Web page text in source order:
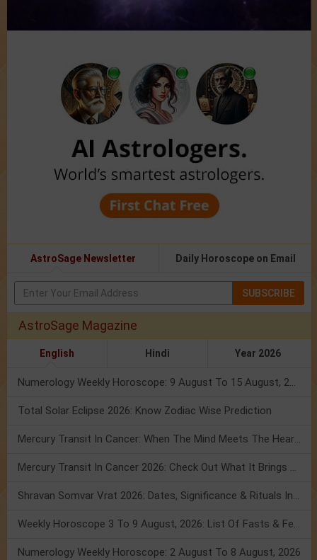
AstroSage Newsletter Daily Horoscope on Email
SUBSCRIBE
AstroSage Magazine
English Hindi Year 2026
Numerology Weekly Horoscope: 9 August To 15 August, 2026
Total Solar Eclipse 2026: Know Zodiac Wise Prediction
Mercury Transit In Cancer: When The Mind Meets The Heart!
Mercury Transit In Cancer 2026: Check Out What It Brings For You
Shravan Somvar Vrat 2026: Dates, Significance & Rituals In August
Weekly Horoscope 3 To 9 August, 2026: List Of Fasts & Festivals
Numerology Weekly Horoscope: 2 August To 8 August, 2026